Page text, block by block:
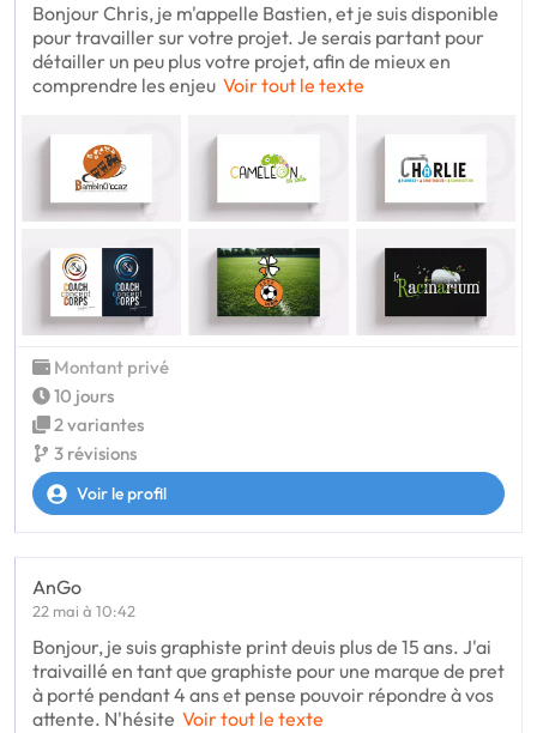
Bonjour Chris, je m'appelle Bastien, et je suis disponible
pour travailler sur votre projet. Je serais partant pour
détailler un peu plus votre projet, afin de mieux en
comprendre les enjeu Voir tout le texte
Montant privé
10 jours
2 variantes
3 révisions
Voir le profil
AnGo
22 mai à 10:42
Bonjour, je suis graphiste print deuis plus de 15 ans. J'ai
traivaillé en tant que graphiste pour une marque de pret
à porté pendant 4 ans et pense pouvoir répondre à vos
attente. N'hésite Voir tout le texte